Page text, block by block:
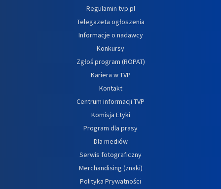
Regulamin tvp.pl
Telegazeta ogłoszenia
Informacje o nadawcy
Konkursy
Zgłoś program (ROPAT)
Kariera w TVP
Kontakt
Centrum informacji TVP
Komisja Etyki
Program dla prasy
Dla mediów
Serwis fotograficzny
Merchandising (znaki)
Polityka Prywatności